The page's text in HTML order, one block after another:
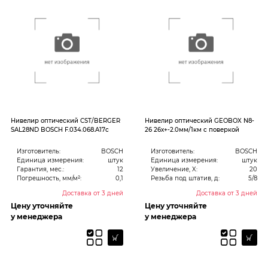
Нивелир оптический CST/BERGER
SAL28ND BOSCH F.034.068.A17с
Изготовитель:
BOSCH
Единица измерения:
штук
Гарантия, мес.:
12
Погрешность, мм/м²:
0,1
Доставка от 3 дней
Цену уточняйте
у менеджера
Нивелир оптический GEOBOX N8-
26 26х+-2.0мм/1км с поверкой
Изготовитель:
BOSCH
Единица измерения:
штук
Увеличение, X:
20
Резьба под штатив, д:
5/8
Доставка от 3 дней
Цену уточняйте
у менеджера